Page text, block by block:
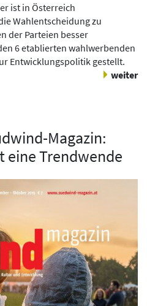
ist in Österreich
Wahlentscheidung zu
der Parteien besser
6 etablierten wahlwerbenden
Entwicklungspolitik gestellt.
weiter
Magazin:
eine Trendwende